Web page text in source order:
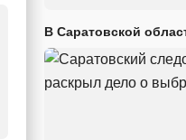
В Саратовской